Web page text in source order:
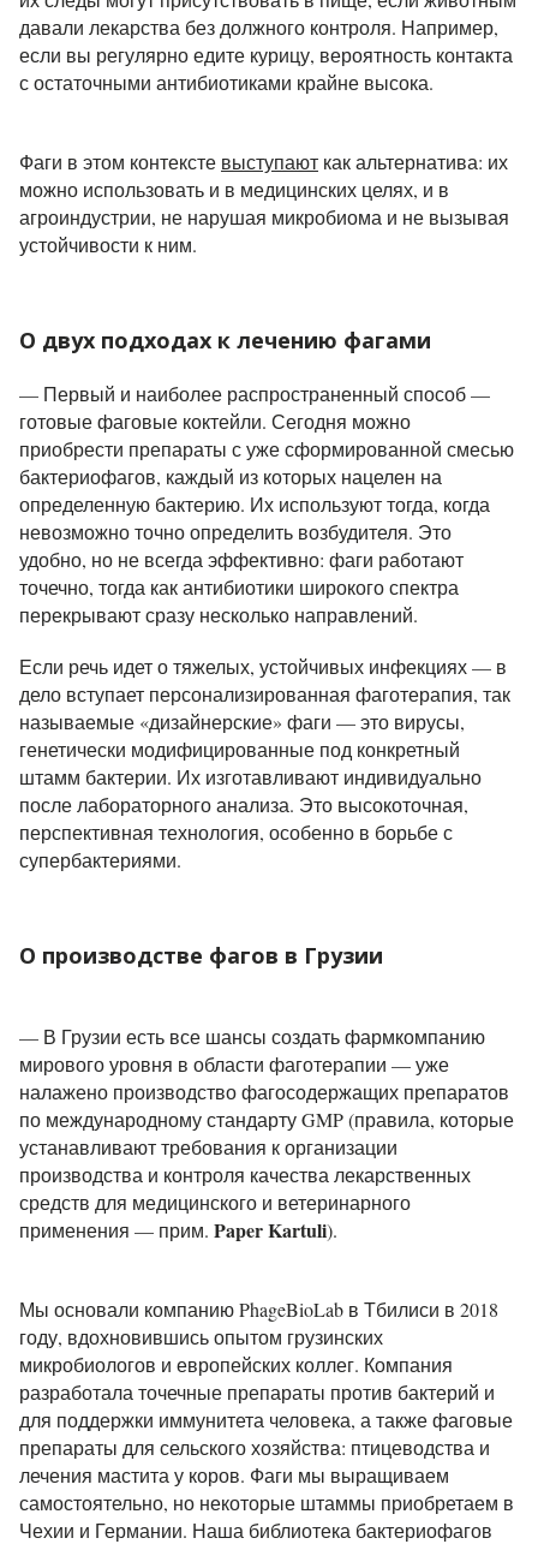
давали лекарства без должного контроля. Например,
если вы регулярно едите курицу, вероятность контакта
с остаточными антибиотиками крайне высока.
Фаги в этом контексте выступают как альтернатива: их
можно использовать и в медицинских целях, и в
агроиндустрии, не нарушая микробиома и не вызывая
устойчивости к ним.
О двух подходах к лечению фагами
— Первый и наиболее распространенный способ —
готовые фаговые коктейли. Сегодня можно
приобрести препараты с уже сформированной смесью
бактериофагов, каждый из которых нацелен на
определенную бактерию. Их используют тогда, когда
невозможно точно определить возбудителя. Это
удобно, но не всегда эффективно: фаги работают
точечно, тогда как антибиотики широкого спектра
перекрывают сразу несколько направлений.
Если речь идет о тяжелых, устойчивых инфекциях — в
дело вступает персонализированная фаготерапия, так
называемые «дизайнерские» фаги — это вирусы,
генетически модифицированные под конкретный
штамм бактерии. Их изготавливают индивидуально
после лабораторного анализа. Это высокоточная,
перспективная технология, особенно в борьбе с
супербактериями.
О производстве фагов в Грузии
— В Грузии есть все шансы создать фармкомпанию
мирового уровня в области фаготерапии — уже
налажено производство фагосодержащих препаратов
по международному стандарту GMP (правила, которые
устанавливают требования к организации
производства и контроля качества лекарственных
средств для медицинского и ветеринарного
применения — прим. Paper Kartuli).
Мы основали компанию PhageBioLab в Тбилиси в 2018
году, вдохновившись опытом грузинских
микробиологов и европейских коллег. Компания
разработала точечные препараты против бактерий и
для поддержки иммунитета человека, а также фаговые
препараты для сельского хозяйства: птицеводства и
лечения мастита у коров. Фаги мы выращиваем
самостоятельно, но некоторые штаммы приобретаем в
Чехии и Германии. Наша библиотека бактериофагов